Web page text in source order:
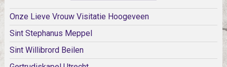
Onze Lieve Vrouw Visitatie Hoogeveen
Sint Stephanus Meppel
Sint Willibrord Beilen